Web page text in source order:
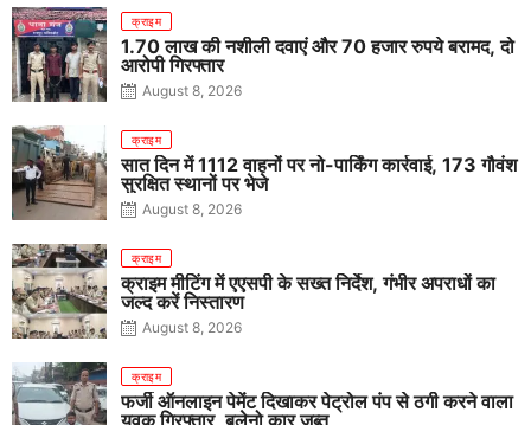
क्राइम
1.70 लाख की नशीली दवाएं और 70 हजार रुपये बरामद, दो
आरोपी गिरफ्तार
August 8, 2026
क्राइम
सात दिन में 1112 वाहनों पर नो-पार्किंग कार्रवाई, 173 गौवंश
सुरक्षित स्थानों पर भेजे
August 8, 2026
क्राइम
क्राइम मीटिंग में एएसपी के सख्त निर्देश, गंभीर अपराधों का
जल्द करें निस्तारण
August 8, 2026
क्राइम
फर्जी ऑनलाइन पेमेंट दिखाकर पेट्रोल पंप से ठगी करने वाला